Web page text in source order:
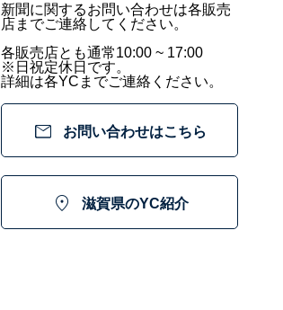
新聞に関するお問い合わせは各販売
店までご連絡してください。
各販売店とも通常10:00 ~ 17:00
※日祝定休日です。
詳細は各YCまでご連絡ください。
 お問い合わせはこちら
 滋賀県のYC紹介